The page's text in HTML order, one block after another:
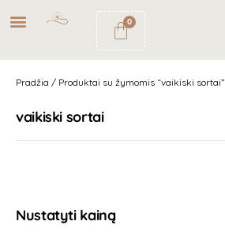
NEMOKAMAS
PRISTATYMAS
PAŠTOMATU
UŽSAKYMAMS NUO
0
Pradžia / Produktai su žymomis “vaikiski sortai”
vaikiski sortai
Nustatyti kainą